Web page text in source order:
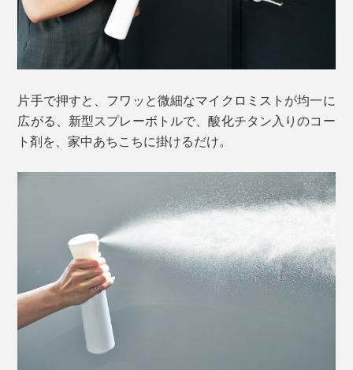
片手で押すと、フワッと微細なマイクロミストが均一に
広がる、新型スプレーボトルで、酸化チタン入りのコー
ト剤を、家中あちこちに掛けるだけ。